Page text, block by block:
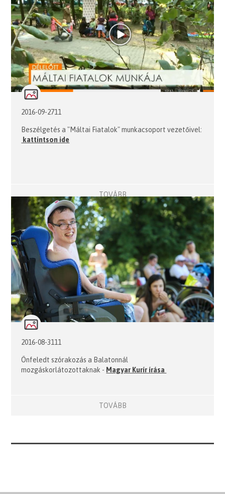
2016-09-2711
Beszélgetés a "Máltai Fiatalok" munkacsoport vezetőivel:
kattintson ide
TOVÁBB
2016-08-3111
Önfeledt szórakozás a Balatonnál
mozgáskorlátozottaknak - Magyar Kurír írása
TOVÁBB